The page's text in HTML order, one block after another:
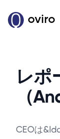
oviro
レポ
（
CEOは